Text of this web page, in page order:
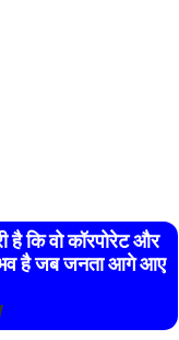
है कि वो कॉरपोरेट और
है जब जनता आगे आए